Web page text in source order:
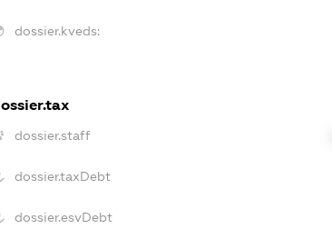
dossier.kveds:
dossier.staff
dossier.taxDebt
dossier.esvDebt